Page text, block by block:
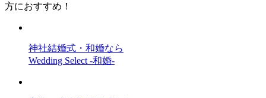
方におすすめ！
神社結婚式・和婚なら
Wedding Select -和婚-